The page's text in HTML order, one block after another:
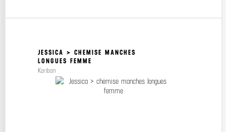
JESSICA > CHEMISE MANCHES
LONGUES FEMME
Kariban